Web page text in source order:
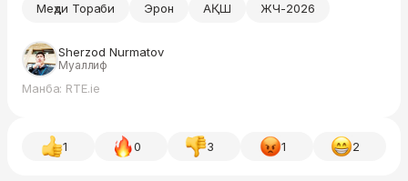
Меҳди Тораби Эрон АҚШ ЖЧ-2026
Sherzod Nurmatov
Муаллиф
Манба: RTE.ie
1 0 3 1 2